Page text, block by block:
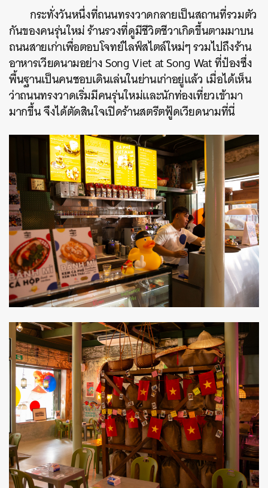
กระทั่งวันหนึ่งที่ถนนทรงวาดกลายเป็นสถานที่รวมตัว
กันของคนรุ่นใหม่ ร้านรวงที่ดูมีชีวิตชีวาเกิดขึ้นตามมาบน
ถนนสายเก่าเพื่อตอบโจทย์ไลฟ์สไตล์ใหม่ๆ รวมไปถึงร้าน
อาหารเวียดนามอย่าง Song Viet at Song Wat ที่ป๋องซึ่ง
พื้นฐานเป็นคนชอบเดินเล่นในย่านเก่าอยู่แล้ว เมื่อได้เห็น
ว่าถนนทรงวาดเริ่มมีคนรุ่นใหม่และนักท่องเที่ยวเข้ามา
มากขึ้น จึงได้ตัดสินใจเปิดร้านสตรีตฟู้ดเวียดนามที่นี่